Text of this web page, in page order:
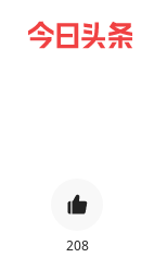
208